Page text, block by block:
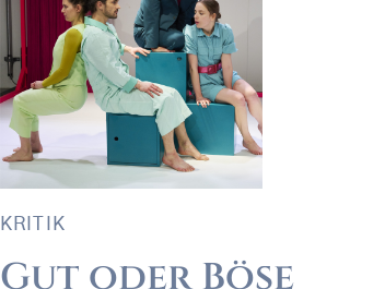
KRITIK
Gut oder Böse